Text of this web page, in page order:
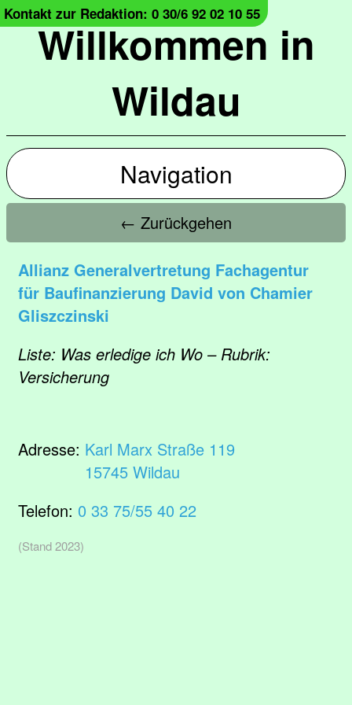
Willkommen in
Wildau
Kontakt zur Redaktion: 0 30/6 92 02 10 55
Navigation
← Zurückgehen
Allianz Generalvertretung Fachagentur
für Baufinanzierung David von Chamier
Gliszczinski
Liste: Was erledige ich Wo – Rubrik:
Versicherung
Adresse: Karl Marx Straße 119
15745 Wildau
Telefon: 0 33 75/55 40 22
(Stand 2023)